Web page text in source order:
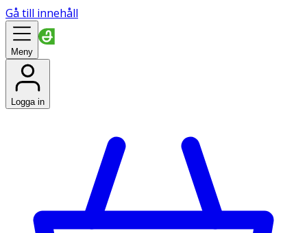
Gå till innehåll
Meny
Logga in